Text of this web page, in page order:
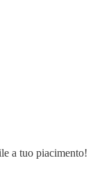
a tuo piacimento!